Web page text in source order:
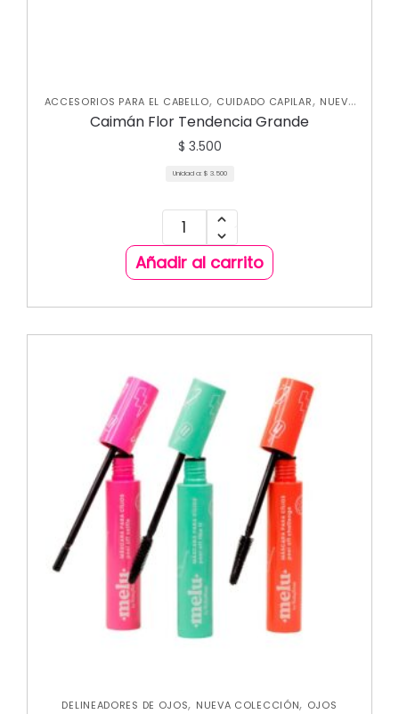
ACCESORIOS PARA EL CABELLO, CUIDADO CAPILAR, NUEVA
COLECCIÓN
Caimán Flor Tendencia Grande
$ 3.500
Unidad a: $ 3.500
Añadir al carrito
DELINEADORES DE OJOS, NUEVA COLECCIÓN, OJOS